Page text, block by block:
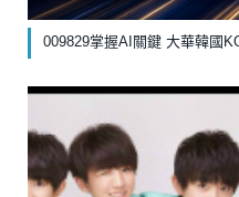
009829掌握AI關鍵 大華韓國